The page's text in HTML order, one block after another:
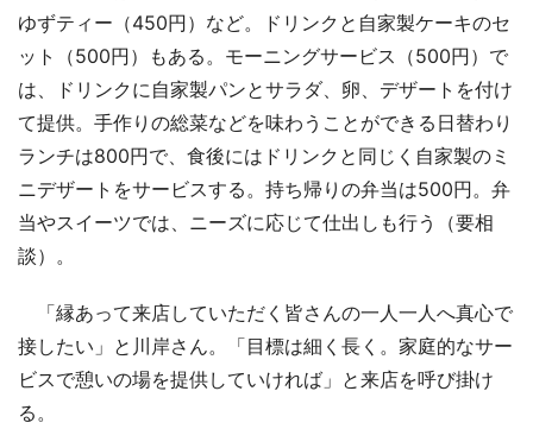
ゆずティー（450円）など。ドリンクと自家製ケーキのセ
ット（500円）もある。モーニングサービス（500円）で
は、ドリンクに自家製パンとサラダ、卵、デザートを付け
て提供。手作りの総菜などを味わうことができる日替わり
ランチは800円で、食後にはドリンクと同じく自家製のミ
ニデザートをサービスする。持ち帰りの弁当は500円。弁
当やスイーツでは、ニーズに応じて仕出しも行う（要相
談）。
「縁あって来店していただく皆さんの一人一人へ真心で
接したい」と川岸さん。「目標は細く長く。家庭的なサー
ビスで憩いの場を提供していければ」と来店を呼び掛け
る。